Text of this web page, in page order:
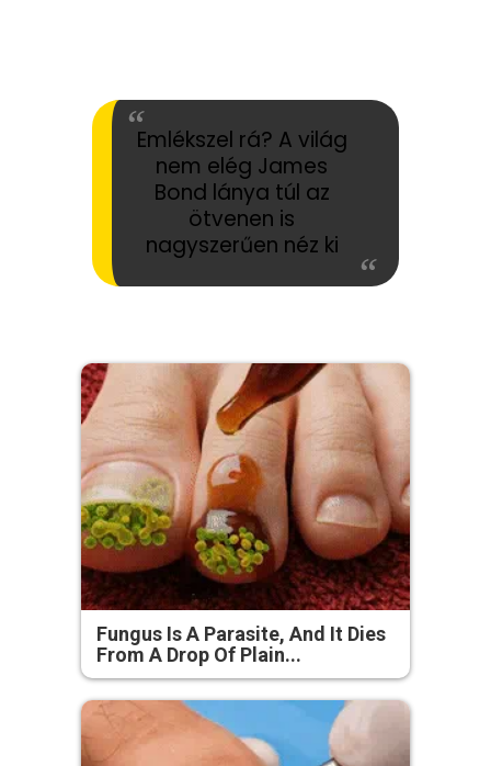
Emlékszel rá? A világ
nem elég James
Bond lánya túl az
ötvenen is
nagyszerűen néz ki
Fungus Is A Parasite, And It Dies
From A Drop Of Plain...